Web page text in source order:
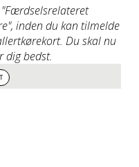
inden du kan tilmelde
Du skal nu
dig bedst.